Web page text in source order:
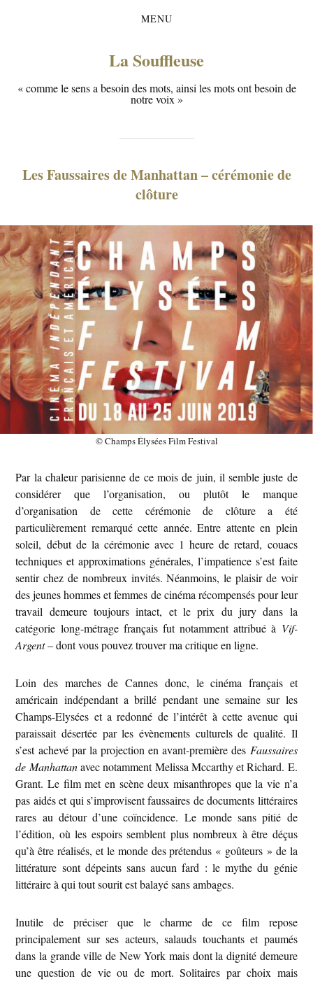
MENU
La Souffleuse
« comme le sens a besoin des mots, ainsi les mots ont besoin de
notre voix »
Les Faussaires de Manhattan – cérémonie de
clôture
© Champs Élysées Film Festival
Par la chaleur parisienne de ce mois de juin, il semble juste de
considérer que l’organisation, ou plutôt le manque
d’organisation de cette cérémonie de clôture a été
particulièrement remarqué cette année. Entre attente en plein
soleil, début de la cérémonie avec 1 heure de retard, couacs
techniques et approximations générales, l’impatience s’est faite
sentir chez de nombreux invités. Néanmoins, le plaisir de voir
des jeunes hommes et femmes de cinéma récompensés pour leur
travail demeure toujours intact, et le prix du jury dans la
catégorie long-métrage français fut notamment attribué à Vif-
Argent– dont vous pouvez trouver ma critique en ligne.
Loin des marches de Cannes donc, le cinéma français et
américain indépendant a brillé pendant une semaine sur les
Champs-Elysées et a redonné de l’intérêt à cette avenue qui
paraissait désertée par les évènements culturels de qualité. Il
s’est achevé par la projection en avant-première des Faussaires
de Manhattanavec notamment Melissa Mccarthy et Richard. E.
Grant. Le film met en scène deux misanthropes que la vie n’a
pas aidés et qui s’improvisent faussaires de documents littéraires
rares au détour d’une coïncidence. Le monde sans pitié de
l’édition, où les espoirs semblent plus nombreux à être déçus
qu’à être réalisés, et le monde des prétendus « goûteurs » de la
littérature sont dépeints sans aucun fard : le mythe du génie
littéraire à qui tout sourit est balayé sans ambages.
Inutile de préciser que le charme de ce film repose
principalement sur ses acteurs, salauds touchants et paumés
dans la grande ville de New York mais dont la dignité demeure
une question de vie ou de mort. Solitaires par choix mais